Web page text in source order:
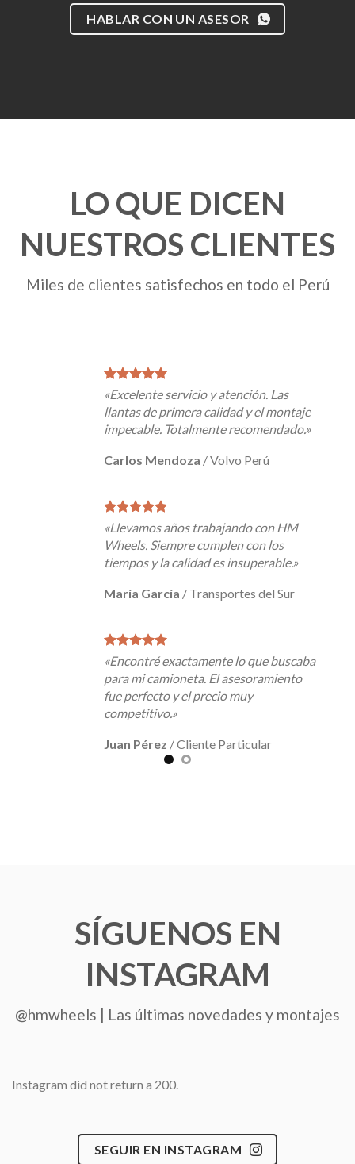
HABLAR CON UN ASESOR
LO QUE DICEN
NUESTROS CLIENTES
Miles de clientes satisfechos en todo el Perú
«Excelente servicio y atención. Las
llantas de primera calidad y el montaje
impecable. Totalmente recomendado.»
Carlos Mendoza /Volvo Perú
«Llevamos años trabajando con HM
Wheels. Siempre cumplen con los
tiempos y la calidad es insuperable.»
María García / Transportes del Sur
«Encontré exactamente lo que buscaba
para mi camioneta. El asesoramiento
fue perfecto y el precio muy
competitivo.»
Juan Pérez /Cliente Particular
«El servicio post-venta es excepcional.
Siempre están disponibles para resolver
cualquier consulta.»
Ana Rodríguez/Flota Empresarial
«La mejor relación calidad-precio del
mercado. Nuestros buses siempre con
las mejores llantas.»
Roberto Silva/Tour Perú
«Servicio personalizado de primera
clase. Me ayudaron a elegir los aros
perfectos para mi vehículo.»
SÍGUENOS EN
INSTAGRAM
@hmwheels | Las últimas novedades y montajes
Instagram did not return a 200.
SEGUIR EN INSTAGRAM